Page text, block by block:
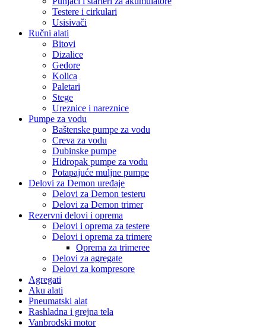
Testere i cirkulari
Usisivači
Ručni alati
Bitovi
Dizalice
Gedore
Kolica
Paletari
Stege
Ureznice i nareznice
Pumpe za vodu
Baštenske pumpe za vodu
Creva za vodu
Dubinske pumpe
Hidropak pumpe za vodu
Potapajuće muljne pumpe
Delovi za Demon uređaje
Delovi za Demon testeru
Delovi za Demon trimer
Rezervni delovi i oprema
Delovi i oprema za testere
Delovi i oprema za trimere
Oprema za trimeree
Delovi za agregate
Delovi za kompresore
Agregati
Aku alati
Pneumatski alat
Rashladna i grejna tela
Vanbrodski motor